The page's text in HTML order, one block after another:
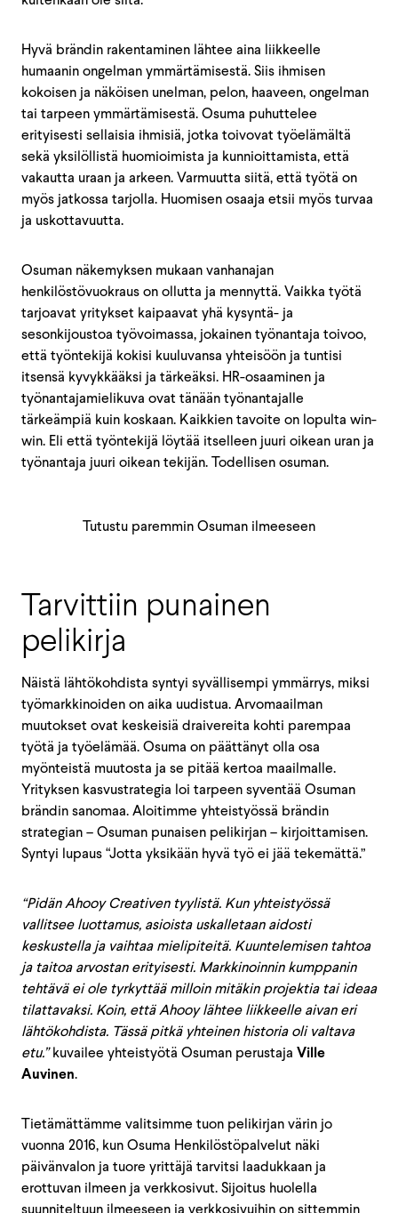
Hyvä brändin rakentaminen lähtee aina liikkeelle
humaanin ongelman ymmärtämisestä. Siis ihmisen
kokoisen ja näköisen unelman, pelon, haaveen, ongelman
tai tarpeen ymmärtämisestä. Osuma puhuttelee
erityisesti sellaisia ihmisiä, jotka toivovat työelämältä
sekä yksilöllistä huomioimista ja kunnioittamista, että
vakautta uraan ja arkeen. Varmuutta siitä, että työtä on
myös jatkossa tarjolla. Huomisen osaaja etsii myös turvaa
ja uskottavuutta.
Osuman näkemyksen mukaan vanhanajan
henkilöstövuokraus on ollutta ja mennyttä. Vaikka työtä
tarjoavat yritykset kaipaavat yhä kysyntä- ja
sesonkijoustoa työvoimassa, jokainen työnantaja toivoo,
että työntekijä kokisi kuuluvansa yhteisöön ja tuntisi
itsensä kyvykkääksi ja tärkeäksi. HR-osaaminen ja
työnantajamielikuva ovat tänään työnantajalle
tärkeämpiä kuin koskaan. Kaikkien tavoite on lopulta win-
win. Eli että työntekijä löytää itselleen juuri oikean uran ja
työnantaja juuri oikean tekijän. Todellisen osuman.
Tutustu paremmin Osuman ilmeeseen
Tarvittiin punainen
pelikirja
Näistä lähtökohdista syntyi syvällisempi ymmärrys, miksi
työmarkkinoiden on aika uudistua. Arvomaailman
muutokset ovat keskeisiä draivereita kohti parempaa
työtä ja työelämää. Osuma on päättänyt olla osa
myönteistä muutosta ja se pitää kertoa maailmalle.
Yrityksen kasvustrategia loi tarpeen syventää Osuman
brändin sanomaa. Aloitimme yhteistyössä brändin
strategian – Osuman punaisen pelikirjan – kirjoittamisen.
Syntyi lupaus “Jotta yksikään hyvä työ ei jää tekemättä.”
“Pidän Ahooy Creativen tyylistä. Kun yhteistyössä
vallitsee luottamus, asioista uskalletaan aidosti
keskustella ja vaihtaa mielipiteitä. Kuuntelemisen tahtoa
ja taitoa arvostan erityisesti. Markkinoinnin kumppanin
tehtävä ei ole tyrkyttää milloin mitäkin projektia tai ideaa
tilattavaksi. Koin, että Ahooy lähtee liikkeelle aivan eri
lähtökohdista. Tässä pitkä yhteinen historia oli valtava
etu.”kuvailee yhteistyötä Osuman perustaja Ville
Auvinen.
Tietämättämme valitsimme tuon pelikirjan värin jo
vuonna 2016, kun Osuma Henkilöstöpalvelut näki
päivänvalon ja tuore yrittäjä tarvitsi laadukkaan ja
erottuvan ilmeen ja verkkosivut. Sijoitus huolella
suunniteltuun ilmeeseen ja verkkosivuihin on sittemmin